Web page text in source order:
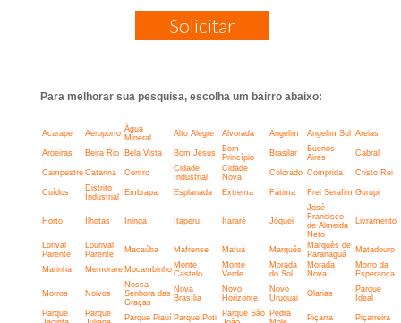
Solicitar
Para melhorar sua pesquisa, escolha um bairro abaixo:
Acarape Aeroporto Água
Mineral
Alto Alegre Alvorada Angelim Angelim Sul Areias
Aroeiras Beira Rio Bela Vista Bom Jesus
Bom
Princípio
Brasilar
Buenos
Aires
Cabral
Campestre Catarina Centro
Cidade
Industrial
Cidade
Nova
Colorado Comprida Cristo Rei
Cuídos
Distrito
Industrial
Embrapa Esplanada Extrema Fátima Frei Serafim Gurupi
Horto Ilhotas Ininga Itaperu Itararé Jóquei
José
Francisco
de Almeida
Neto
Livramento
Lorival
Parente
Lourival
Parente
Macaúba Mafrense Mafuá Marquês
Marquês de
Paranaguá
Matadouro
Matinha Memorare Mocambinho Monte
Castelo
Monte
Verde
Morada
do Sol
Morada
Nova
Morro da
Esperança
Morros Noivos
Nossa
Senhora das
Graças
Nova
Brasília
Novo
Horizonte
Novo
Uruguai
Olarias
Parque
Ideal
Parque
Parque
Parque Piauí Parque Poti
Parque São
Pedra
Piçarra Piçarreira